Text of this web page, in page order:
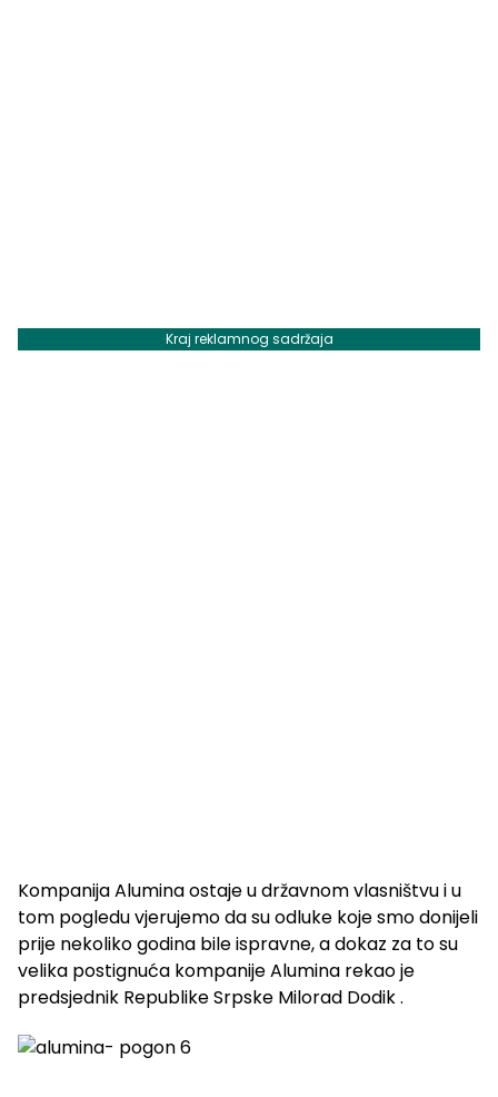
Kraj reklamnog sadržaja
Kompanija Alumina ostaje u državnom vlasništvu i u
tom pogledu vjerujemo da su odluke koje smo donijeli
prije nekoliko godina bile ispravne, a dokaz za to su
velika postignuća kompanije Alumina rekao je
predsjednik Republike Srpske Milorad Dodik .